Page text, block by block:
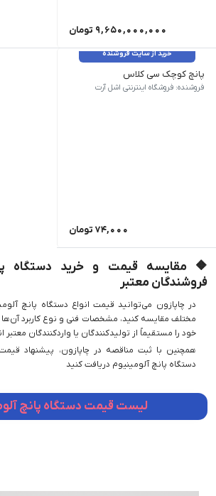
9,650,000,000 تومان
خرید از سایت فروشنده
پانچ کوچک سی کلاس
پانچ سایز کوچک سی کلاس c.class pnc-10sh
فروشنده: فروشگاه اینترنتی اشل آرت
74,000 تومان
🔶 مقایسه قیمت و خرید دستگاه
فروشندگان معتبر
در چاپازون می‌توانید قیمت انواع دستگاه پانچ
مختلف مقایسه کنید، مشخصات فنی و نوع کاربرد آن‌ها
خود را مستقیماً از تولیدکنندگان یا واردکنندگان معتبر
همچنین با ثبت مناقصه در چاپازون، پیشنهاد
دستگاه پانچ آلومینیوم دریافت کنید
لیست قیمت دستگاه پانچ